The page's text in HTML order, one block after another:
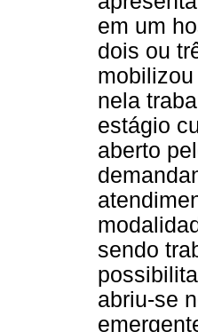
em um
dois ou
nela
estágio
aberto
sendo
abriu-se